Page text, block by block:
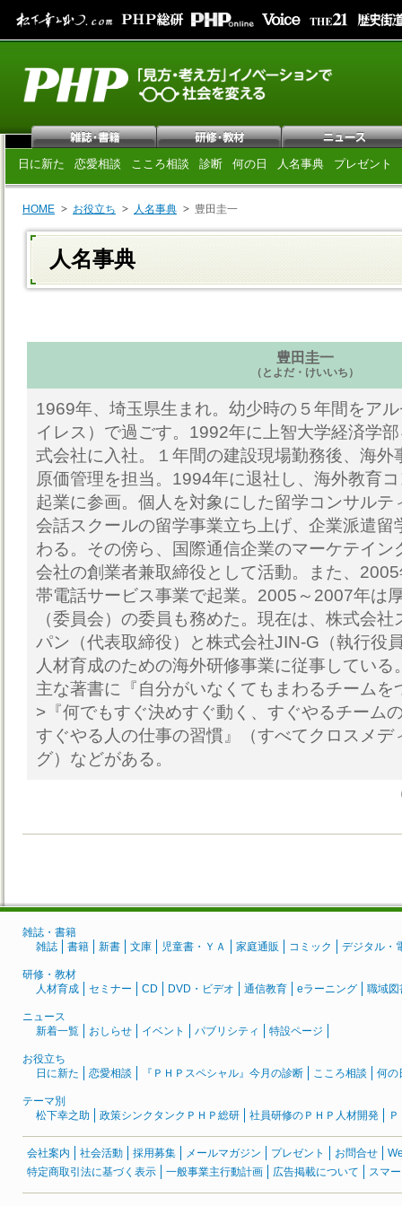
日に新た 恋愛相談 こころ相談 診断 何の日 人名事典 プレゼント
HOME お役立ち 人名事典 豊田圭一
人名事典
豊田圭一
（とよだ・けいいち）
1969年、埼玉県生まれ。幼少時の５年間をア
イレス）で過ごす。1992年に上智大学経済学
式会社に入社。１年間の建設現場勤務後、海外
原価管理を担当。1994年に退社し、海外教育
起業に参画。個人を対象にした留学コンサルテ
会話スクールの留学事業立ち上げ、企業派遣留
わる。その傍ら、国際通信企業のマーケテイン
会社の創業者兼取締役として活動。また、
帯電話サービス事業で起業。2005～2007年は
（委員会）の委員も務めた。現在は、株式会
パン（代表取締役）と株式会社JIN-G（執行役
人材育成のための海外研修事業に従事している
主な著書に『自分がいなくてもまわるチームを
>『何でもすぐ決めすぐ動く、すぐやるチーム
すぐやる人の仕事の習慣』（すべてクロスメデ
グ）などがある。
雑誌・書籍
雑誌
書籍 新書 文庫 児童書・ＹＡ 家庭通販 コミック デジタル・
研修・教材
人材育成
セミナー CD DVD・ビデオ 通信教育 eラーニング 職域図
ニュース
新着一覧
おしらせ イベント パブリシティ 特設ページ
お役立ち
日に新た
恋愛相談 『ＰＨＰスペシャル』今月の診断 こころ相談 何の
テーマ別
松下幸之助
政策シンクタンクＰＨＰ総研 社員研修のＰＨＰ人材開発
会社案内 社会活動 採用募集 メールマガジン プレゼント お問合せ
特定商取引法に基づく表示
一般事業主行動計画 広告掲載について スマ